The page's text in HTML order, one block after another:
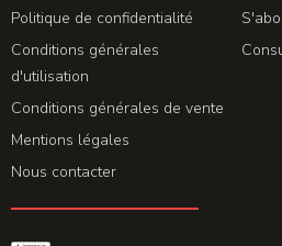
Politique de confidentialité
Conditions générales
d'utilisation
Conditions générales de vente
Mentions légales
Nous contacter